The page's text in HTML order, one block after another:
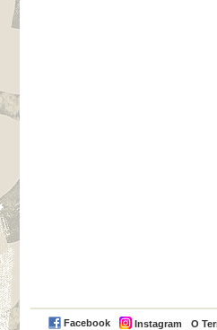
Facebook Instagram O